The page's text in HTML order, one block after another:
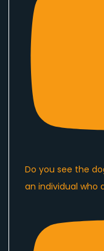
Do you see the
an individual who